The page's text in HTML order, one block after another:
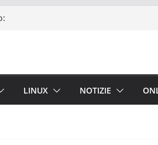
LINUX NOTIZIE